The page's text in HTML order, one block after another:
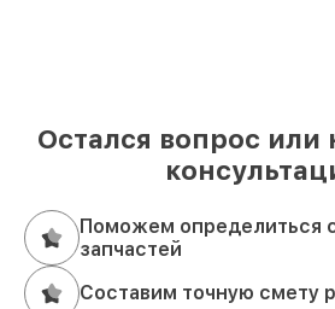
Остался вопрос или
Поможем определиться
запчастей
Составим точную смету